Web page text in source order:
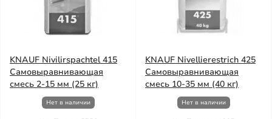
KNAUF Nivilirspachtel 415
Самовыравнивающая
смесь 2-15 мм (25 кг)
Нет в наличии
KNAUF Nivellierestrich 425
Самовыравнивающая
смесь 10-35 мм (40 кг)
Нет в наличии